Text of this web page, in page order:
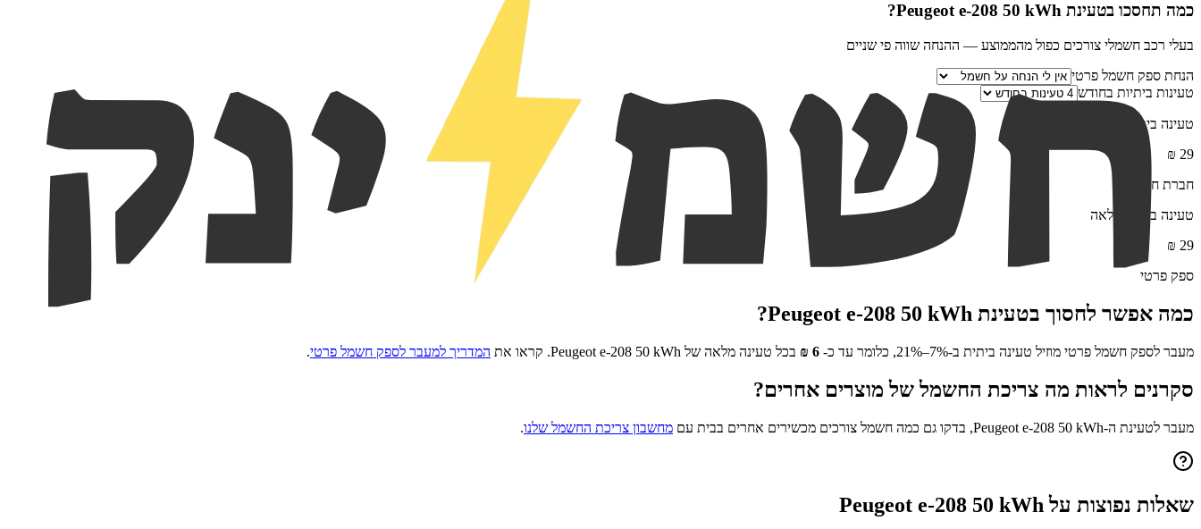
כמה תחסכו בטעינת Peugeot e-208 50 kWh
?
בעלי רכב חשמלי צורכים כפול מהממוצע — ההנחה שווה פי שניים
הנחת ספק חשמל פרטי
טעינות ביתיות בחודש
טעינה ביתית מלאה
29
₪
חברת חשמל
טעינה ביתית מלאה
29
₪
ספק פרטי
כמה אפשר לחסוך בטעינת Peugeot e-208 50 kWh
?
מעבר לספק חשמל פרטי מוזיל טעינה ביתית ב-7%–21%, כלומר עד כ- 6
₪ בכל טעינה מלאה של Peugeot e-208 50 kWh. קראו את המדריך למעבר לספק חשמל פרטי.
סקרנים לראות מה צריכת החשמל של מוצרים אחרים?
מעבר לטעינת ה-Peugeot e-208 50 kWh, בדקו גם כמה חשמל צורכים מכשירים אחרים בבית עם מחשבון צריכת החשמל שלנו.
שאלות נפוצות על Peugeot e-208 50 kWh